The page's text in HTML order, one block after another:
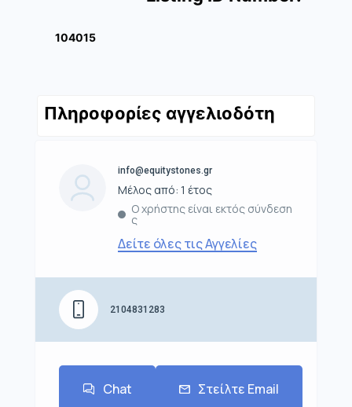
104015
Πληροφορίες αγγελιοδότη
info@equitystones.gr
Μέλος από: 1 έτος
Ο χρήστης είναι εκτός σύνδεση
ς
Δείτε όλες τις Αγγελίες
2104831283
Chat Στείλτε Email